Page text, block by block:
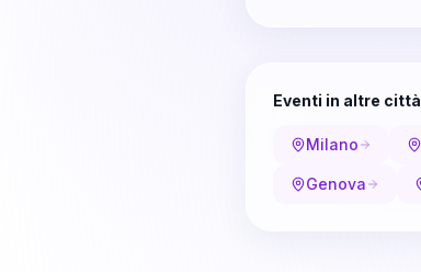
Eventi in altre città
Milano
Genova